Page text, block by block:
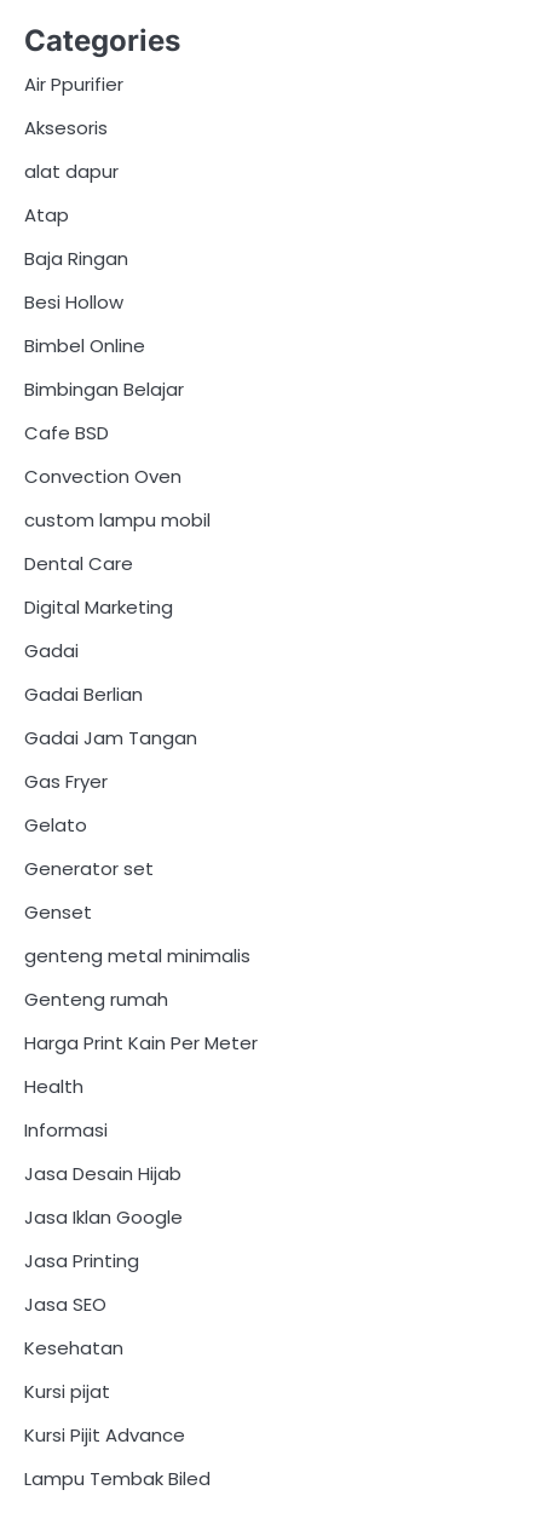
Categories
Air Ppurifier
Aksesoris
alat dapur
Atap
Baja Ringan
Besi Hollow
Bimbel Online
Bimbingan Belajar
Cafe BSD
Convection Oven
custom lampu mobil
Dental Care
Digital Marketing
Gadai
Gadai Berlian
Gadai Jam Tangan
Gas Fryer
Gelato
Generator set
Genset
genteng metal minimalis
Genteng rumah
Harga Print Kain Per Meter
Health
Informasi
Jasa Desain Hijab
Jasa Iklan Google
Jasa Printing
Jasa SEO
Kesehatan
Kursi pijat
Kursi Pijit Advance
Lampu Tembak Biled